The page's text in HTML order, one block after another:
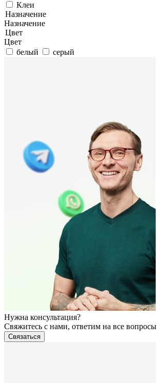
Клеи
Назначение
Назначение
Цвет
Цвет
белый
серый
Нужна консультация?
Свяжитесь с нами, ответим на все вопросы
Связаться